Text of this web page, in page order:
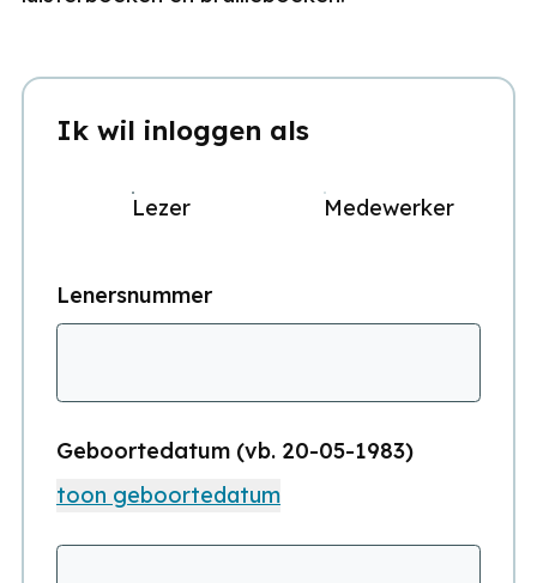
Ik wil inloggen als
Lezer Medewerker
Lenersnummer
Geboortedatum (vb. 20-05-1983)
toon geboortedatum